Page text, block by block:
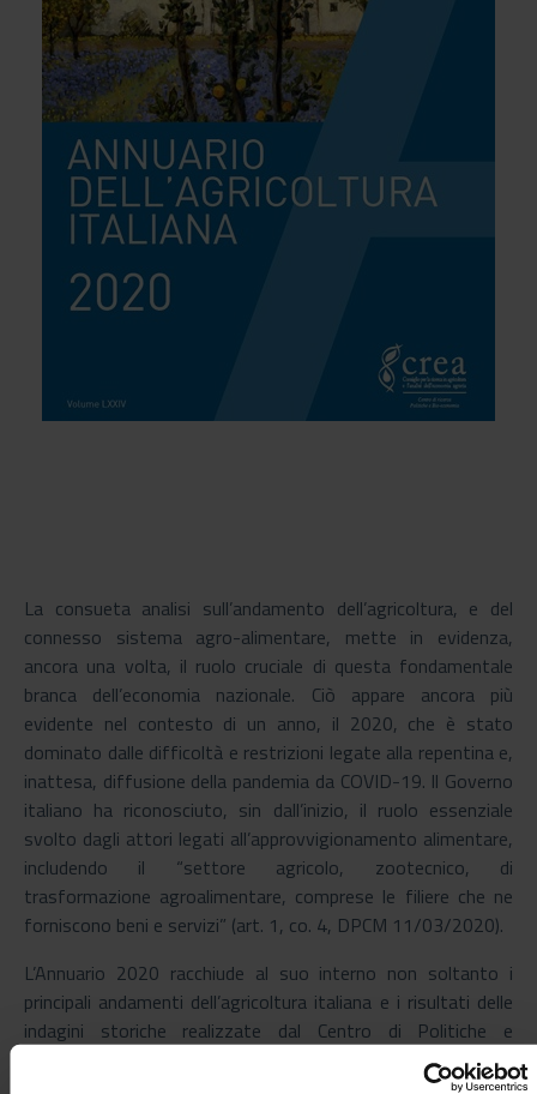
La consueta analisi sull’andamento dell’agricoltura, e del
connesso sistema agro-alimentare, mette in evidenza,
ancora una volta, il ruolo cruciale di questa fondamentale
branca dell’economia nazionale. Ciò appare ancora più
evidente nel contesto di un anno, il 2020, che è stato
dominato dalle difficoltà e restrizioni legate alla repentina e,
inattesa, diffusione della pandemia da COVID-19. Il Governo
italiano ha riconosciuto, sin dall’inizio, il ruolo essenziale
svolto dagli attori legati all’approvvigionamento alimentare,
includendo il “settore agricolo, zootecnico, di
trasformazione agroalimentare, comprese le filiere che ne
forniscono beni e servizi” (art. 1, co. 4, DPCM 11/03/2020).
L’Annuario 2020 racchiude al suo interno non soltanto i
principali andamenti dell’agricoltura italiana e i risultati delle
indagini storiche realizzate dal Centro di Politiche e
Mercato fondiario
Impiego dei lavoratori stranieri nel settore agricolo italiano- ma